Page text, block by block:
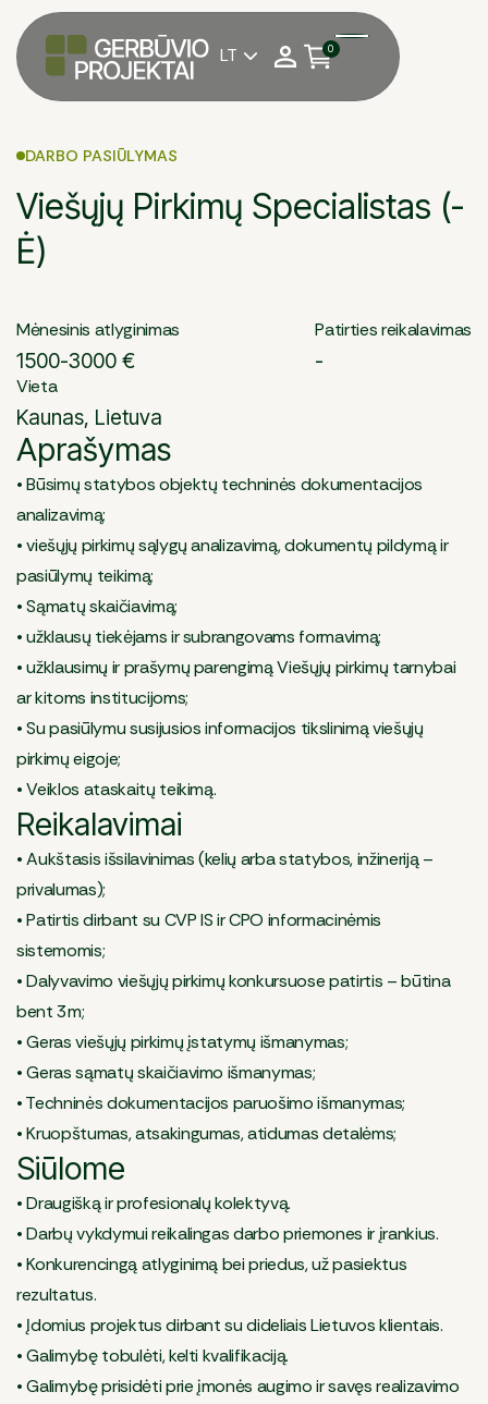
LT  0
DARBO PASIŪLYMAS
Viešųjų Pirkimų Specialistas (-
Ė)
Mėnesinis atlyginimas
1500-3000 €
Patirties reikalavimas
-
Vieta
Kaunas, Lietuva
Aprašymas
• Būsimų statybos objektų techninės dokumentacijos
analizavimą;
• viešųjų pirkimų sąlygų analizavimą, dokumentų pildymą ir
pasiūlymų teikimą;
• Sąmatų skaičiavimą;
• užklausų tiekėjams ir subrangovams formavimą;
• užklausimų ir prašymų parengimą Viešųjų pirkimų tarnybai
ar kitoms institucijoms;
• Su pasiūlymu susijusios informacijos tikslinimą viešųjų
pirkimų eigoje;
• Veiklos ataskaitų teikimą.
Reikalavimai
• Aukštasis išsilavinimas (kelių arba statybos, inžineriją –
privalumas);
• Patirtis dirbant su CVP IS ir CPO informacinėmis
sistemomis;
• Dalyvavimo viešųjų pirkimų konkursuose patirtis – būtina
bent 3m;
• Geras viešųjų pirkimų įstatymų išmanymas;
• Geras sąmatų skaičiavimo išmanymas;
• Techninės dokumentacijos paruošimo išmanymas;
• Kruopštumas, atsakingumas, atidumas detalėms;
Siūlome
• Draugišką ir profesionalų kolektyvą.
• Darbų vykdymui reikalingas darbo priemones ir įrankius.
• Konkurencingą atlyginimą bei priedus, už pasiektus
rezultatus.
• Įdomius projektus dirbant su dideliais Lietuvos klientais.
• Galimybę tobulėti, kelti kvalifikaciją.
• Galimybę prisidėti prie įmonės augimo ir savęs realizavimo